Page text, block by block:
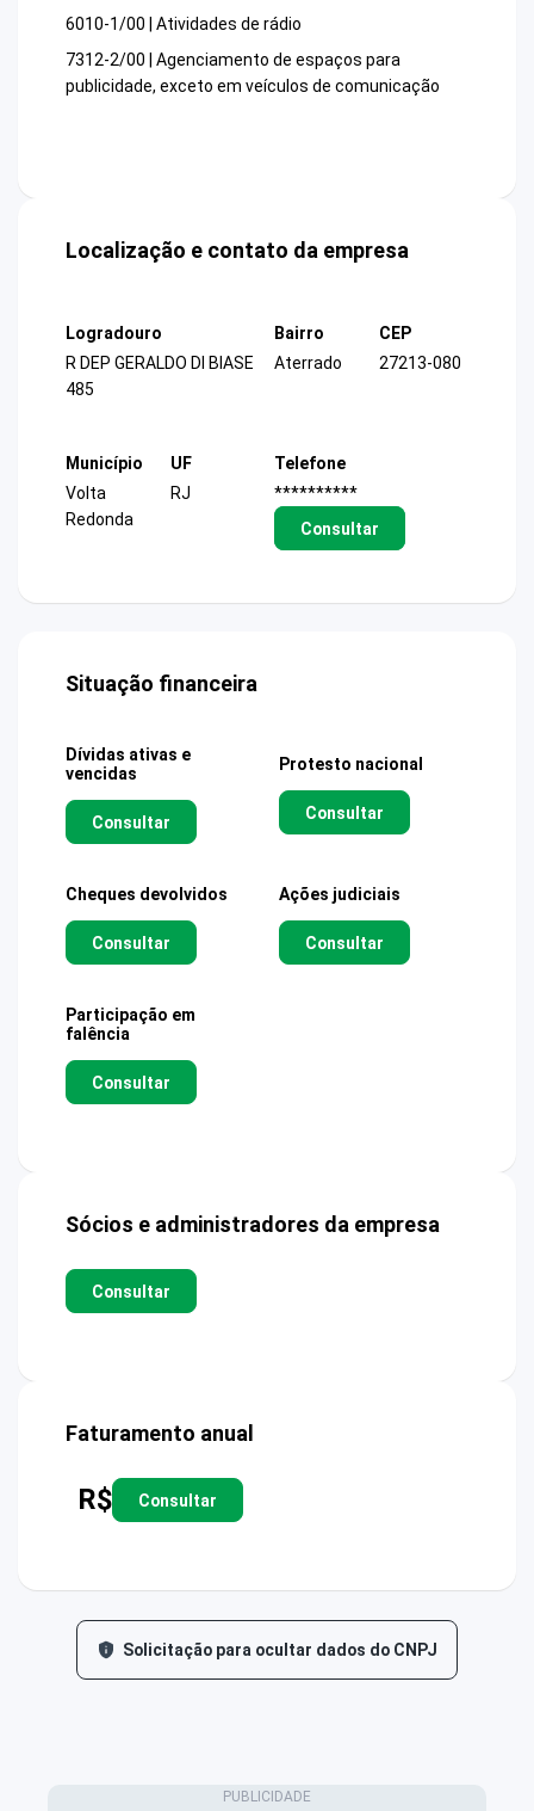
6010-1/00 | Atividades de rádio
7312-2/00 | Agenciamento de espaços para
publicidade, exceto em veículos de comunicação
Localização e contato da empresa
Logradouro
R DEP GERALDO DI BIASE
485
Bairro
Aterrado
CEP
27213-080
Município
Volta
Redonda
UF
RJ
Telefone
**********
Consultar
Situação financeira
Dívidas ativas e
vencidas
Consultar
Protesto nacional
Consultar
Cheques devolvidos
Consultar
Ações judiciais
Consultar
Participação em
falência
Consultar
Sócios e administradores da empresa
Consultar
Faturamento anual
R$ Consultar
Solicitação para ocultar dados do CNPJ